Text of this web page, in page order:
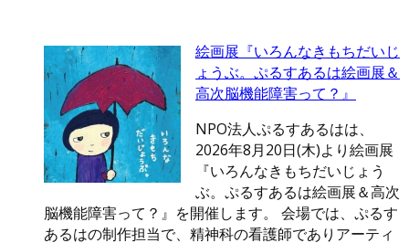
絵画展『いろんなきもちだいじ
ょうぶ。ぷるすあるは絵画展＆
高次脳機能障害って？』
NPO法人ぷるすあるはは、
2026年8月20日(木)より絵画展
『いろんなきもちだいじょう
ぶ。ぷるすあるは絵画展＆高次
脳機能障害って？』を開催します。 会場では、ぷるす
あるはの制作担当で、精神科の看護師でありアーティ